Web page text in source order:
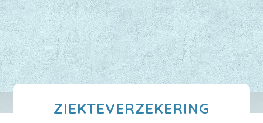
ZIEKTEVERZEKERING